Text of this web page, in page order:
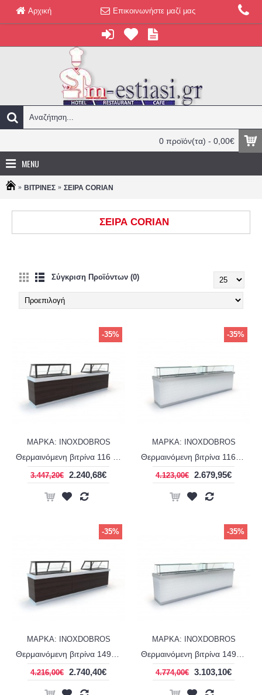
Αρχική Επικοινωνήστε μαζί μας
0 προϊόν(τα) - 0,00€
MENU
ΒΙΤΡΙΝΕΣ ΣΕΙΡΑ CORIAN
ΣΕΙΡΑ CORIAN
Σύγκριση Προϊόντων (0)
-35%
ΜΑΡΚΑ: INOXDOBROS
3.447,20€ 2.240,68€
-35%
ΜΑΡΚΑ: INOXDOBROS
4.123,00€ 2.679,95€
-35%
ΜΑΡΚΑ: INOXDOBROS
4.216,00€ 2.740,40€
-35%
ΜΑΡΚΑ: INOXDOBROS
4.774,00€ 3.103,10€